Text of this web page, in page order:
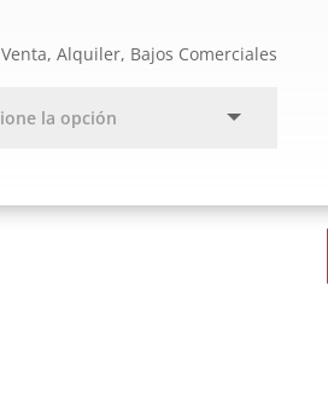
Venta, Alquiler, Bajos Comerciales